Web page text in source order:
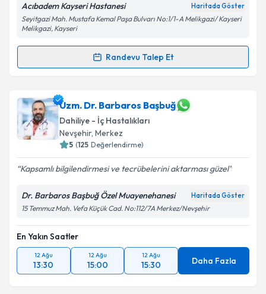
Acıbadem Kayseri Hastanesi Haritada Göster
Seyitgazi Mah. Mustafa Kemal Paşa Bulvarı No:1/1-A Melikgazi/ Kayseri
Melikgazi, Kayseri
Randevu Talep Et
Randevu Takvimi Talebi
Prof. Dr. Abdullah Büyükçelikiçin randevu takvimi
talebi oluşturun. Size bu uzmandan randevu almanız
için bir takvim hazırlandığında e-posta ile
bilgilendireceğiz.
E-posta Adresiniz
Metni
Uzm. Dr. Barbaros Başbuğ
Dahiliye - İç Hastalıkları
Nevşehir, Merkez
5 (125 Değerlendirme)
Kapsamlı bilgilendirmesi ve tecrübelerini aktarması güzel
Dr. Barbaros Başbuğ Özel Muayenehanesi Haritada Göster
15 Temmuz Mah. Vefa Küçük Cad. No:112/7A Merkez/Nevşehir
En Yakın Saatler
12 Ağu
13:30
12 Ağu
15:00
12 Ağu
15:30 Daha Fazla